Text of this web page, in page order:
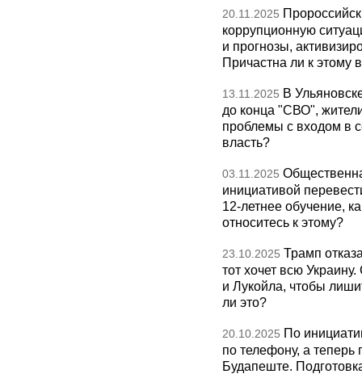
20.11.2025
коррупционную
и прогнозы,
Причастна ли к этому
13.11.2025 В
до конца "СВО",
проблемы с входом в
власть?
03.11.2025
инициативой
12-летнее обучение,
относитесь к этому?
23.10.2025 Трамп
тот хочет всю
и Лукойла, чтобы
ли это?
20.10.2025 По
по телефону, а теперь
Будапеште.